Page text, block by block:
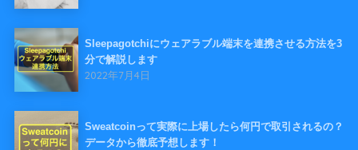
Sleepagotchiにウェアラブル端末を連携させる方法を3
分で解説します
2022年7月4日
Sweatcoinって実際に上場したら何円で取引されるの？
データから徹底予想します！